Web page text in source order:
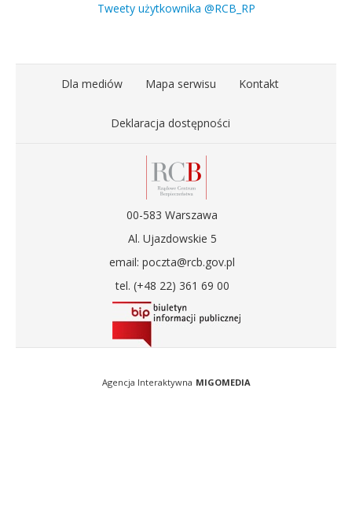
Tweety użytkownika @RCB_RP
Dla mediów Mapa serwisu Kontakt
Deklaracja dostępności
00-583 Warszawa
Al. Ujazdowskie 5
email: poczta@rcb.gov.pl
tel. (+48 22) 361 69 00
Agencja Interaktywna MIGOMEDIA